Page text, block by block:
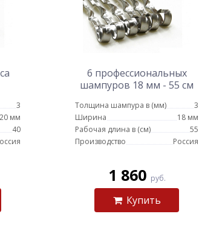
3
20 мм
40
6 профессиональных
шампуров 18 мм - 55 см
Толщина шампура в (мм)
3
Ширина
18 мм
Рабочая длина в (см)
55
Производство
Россия
1 860 руб.
Купить